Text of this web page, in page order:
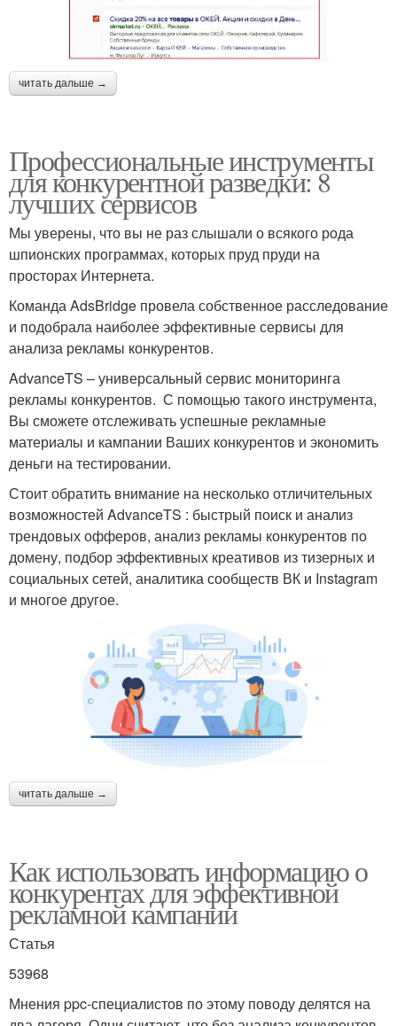
читать дальше →
Профессиональные инструменты
для конкурентной разведки: 8
лучших сервисов
Мы уверены, что вы не раз слышали о всякого рода
шпионских программах, которых пруд пруди на
просторах Интернета.
Команда AdsBridge провела собственное расследование
и подобрала наиболее эффективные сервисы для
анализа рекламы конкурентов.
AdvanceTS – универсальный сервис мониторинга
рекламы конкурентов. С помощью такого инструмента,
Вы сможете отслеживать успешные рекламные
материалы и кампании Ваших конкурентов и экономить
деньги на тестировании.
Стоит обратить внимание на несколько отличительных
возможностей AdvanceTS : быстрый поиск и анализ
трендовых офферов, анализ рекламы конкурентов по
домену, подбор эффективных креативов из тизерных и
социальных сетей, аналитика сообществ ВК и Instagram
и многое другое.
читать дальше →
Как использовать информацию о
конкурентах для эффективной
рекламной кампании
Статья
53968
Мнения ppc-специалистов по этому поводу делятся на